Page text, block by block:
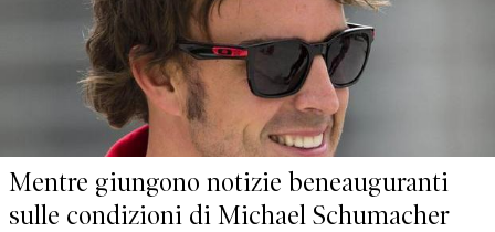
Mentre giungono notizie beneauguranti
sulle condizioni di Michael Schumacher